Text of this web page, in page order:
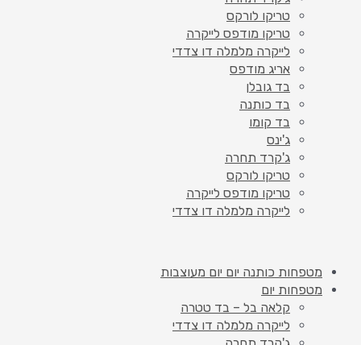
טריקו לורקס
טריקו מודפס לייקרה
לייקרה מלמלה דו צדדי
אריג מודפס
בד גובלן
בד כותנה
בד קומו
ג'ינס
ג'קרד תחרה
טריקו לורקס
טריקו מודפס לייקרה
לייקרה מלמלה דו צדדי
מטפחות כותנה יום יום מעוצבות
מטפחות יום
קלאה בל – בד טטרה
לייקרה מלמלה דו צדדי